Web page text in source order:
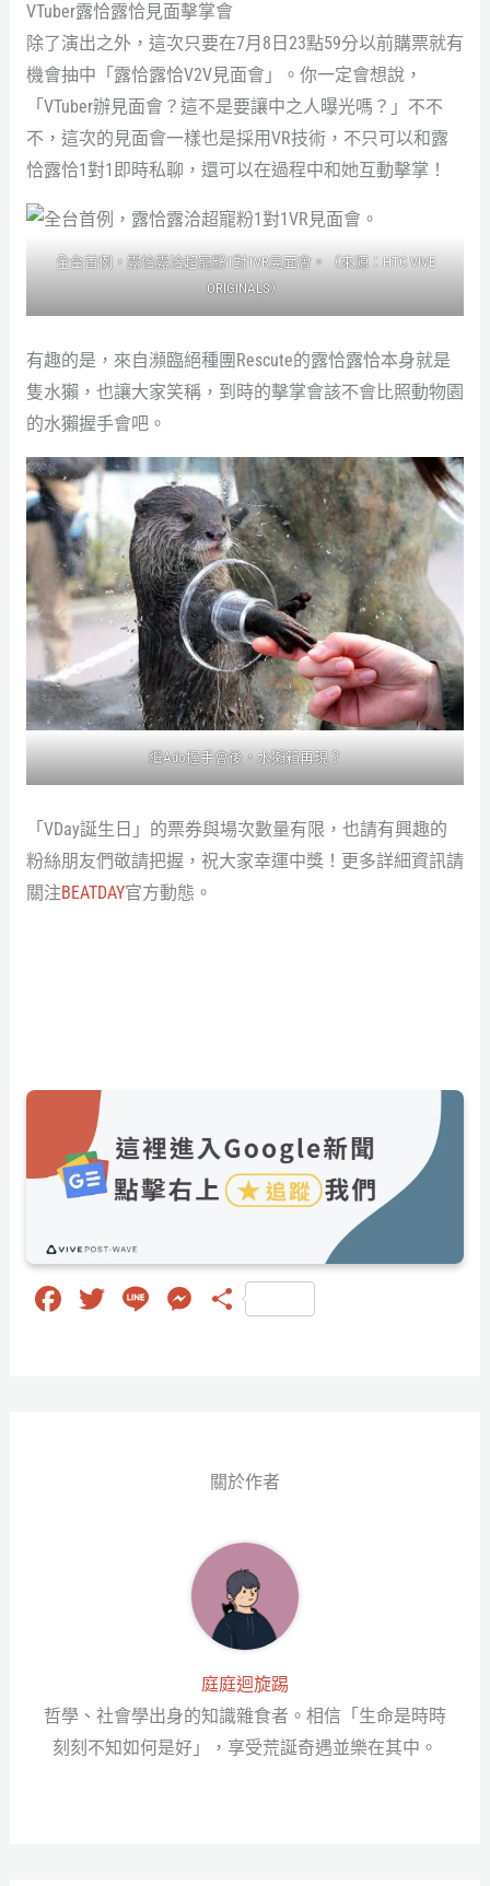
VTuber露恰露恰見面擊掌會
除了演出之外，這次只要在7月8日23點59分以前購票就有
機會抽中「露恰露恰V2V見面會」。你一定會想說，
「VTuber辦見面會？這不是要讓中之人曝光嗎？」不不
不，這次的見面會一樣也是採用VR技術，不只可以和露
恰露恰1對1即時私聊，還可以在過程中和她互動擊掌！
全台首例，露恰露洽超寵粉1對1VR見面會。（來源：HTC VIVE
ORIGINALS）
有趣的是，來自瀕臨絕種團Rescute的露恰露恰本身就是
隻水獺，也讓大家笑稱，到時的擊掌會該不會比照動物園
的水獺握手會吧。
繼Ado握手會後，水獺箱再現？
「VDay誕生日」的票券與場次數量有限，也請有興趣的
粉絲朋友們敬請把握，祝大家幸運中獎！更多詳細資訊請
關注BEATDAY官方動態。
Fa
T
Li
M 分
關於作者
庭庭迴旋踢
哲學、社會學出身的知識雜食者。相信「生命是時時
刻刻不知如何是好」，享受荒誕奇遇並樂在其中。